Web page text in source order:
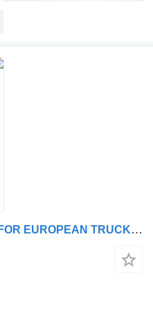
Différentiel DIFFERENTIAL FOR EUROPEAN TRUCKS & BUSES P1347 pour camion DAF